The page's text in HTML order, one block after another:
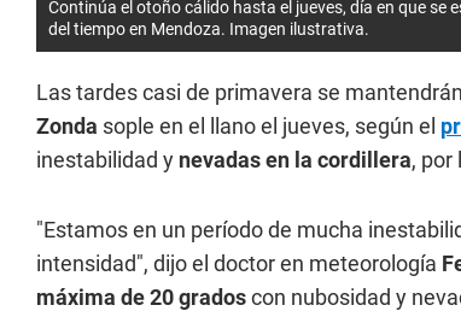
Continúa el otoño cálido hasta el jueves, día en que se
del tiempo en Mendoza. Imagen ilustrativa.
Las tardes casi de primavera se
Zonda sople en el llano el jueves, según el
inestabilidad y nevadas en la cordillera, por
"Estamos en un período de mucha
intensidad", dijo el doctor en meteorología
máxima de 20 gradoscon nubosidad y